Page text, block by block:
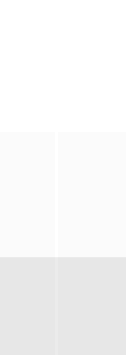
到脚，从
类风水、星座、命理占卜等时